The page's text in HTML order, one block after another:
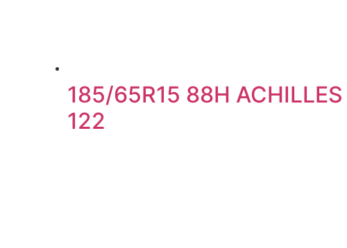
185/65R15 88H ACHILLES
122